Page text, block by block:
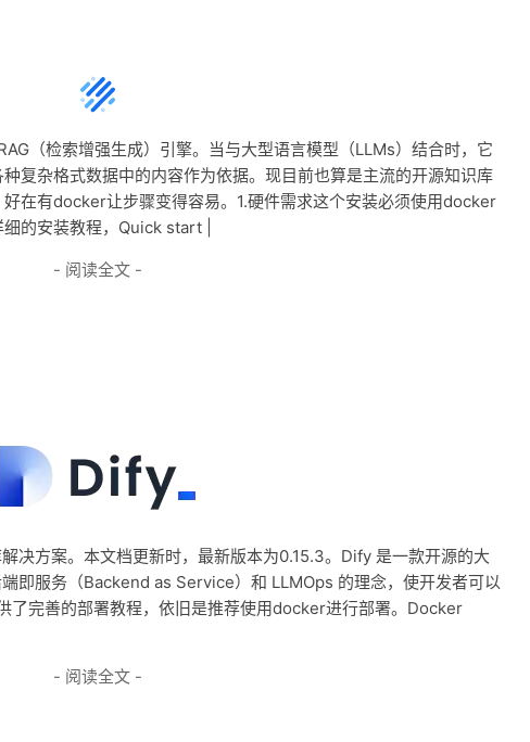
（检索增强生成）引擎。当与大型语言模型（LLMs）结合时，它
复杂格式数据中的内容作为依据。现目前也算是主流的开源知识库
在有docker让步骤变得容易。1.硬件需求这个安装必须使用docker
的安装教程，Quick start |
- 阅读全文 -
决方案。本文档更新时，最新版本为0.15.3。Dify 是一款开源的大
即服务（Backend as Service）和 LLMOps 的理念，使开发者可以
了完善的部署教程，依旧是推荐使用docker进行部署。Docker
- 阅读全文 -